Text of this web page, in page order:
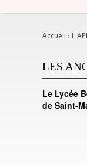
Accueil ›
LES
Le Lycée
de Saint-